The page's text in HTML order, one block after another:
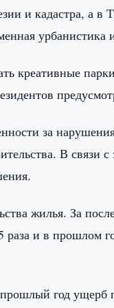
и кадастра, а в
урбанистика
креативные
за
В связи
жилья. За
и в прошлом
год ущерб